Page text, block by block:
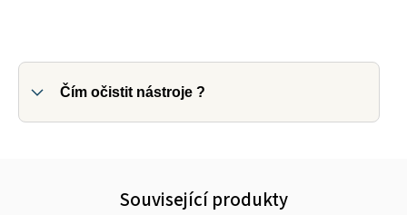
Čím očistit nástroje ?
Související produkty